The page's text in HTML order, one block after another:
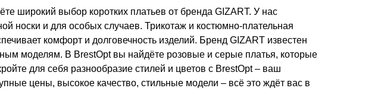
широкий выбор коротких платьев от бренда GIZART. У нас
носки и для особых случаев. Трикотаж и костюмно-плательная
комфорт и долговечность изделий. Бренд GIZART известен
моделям. В BrestOpt вы найдёте розовые и серые платья, которые
для себя разнообразие стилей и цветов с BrestOpt – ваш
цены, высокое качество, стильные модели – всё это ждёт вас в